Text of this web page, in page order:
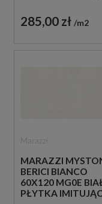
285,00 zł m2
MARAZZI
BERICI BIANCO
60X120 MG0E
PŁYTKA